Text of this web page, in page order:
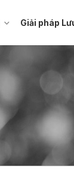
Giải pháp